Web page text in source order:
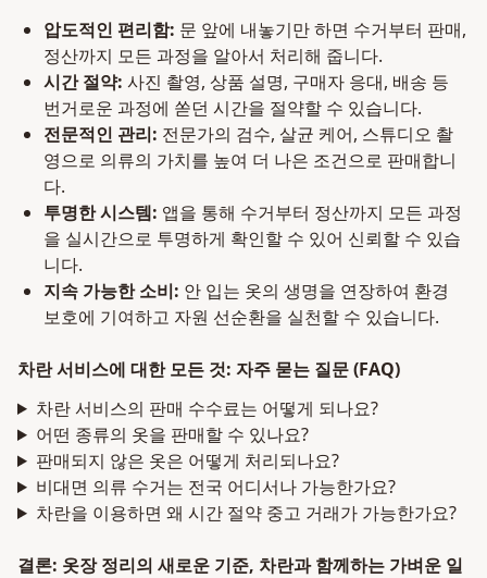
압도적인 편리함: 문 앞에 내놓기만 하면 수거부터 판매,
정산까지 모든 과정을 알아서 처리해 줍니다.
시간 절약: 사진 촬영, 상품 설명, 구매자 응대, 배송 등
번거로운 과정에 쏟던 시간을 절약할 수 있습니다.
전문적인 관리: 전문가의 검수, 살균 케어, 스튜디오 촬
영으로 의류의 가치를 높여 더 나은 조건으로 판매합니
다.
투명한 시스템: 앱을 통해 수거부터 정산까지 모든 과정
을 실시간으로 투명하게 확인할 수 있어 신뢰할 수 있습
니다.
지속 가능한 소비: 안 입는 옷의 생명을 연장하여 환경
보호에 기여하고 자원 선순환을 실천할 수 있습니다.
차란 서비스에 대한 모든 것: 자주 묻는 질문 (FAQ)
차란 서비스의 판매 수수료는 어떻게 되나요?
어떤 종류의 옷을 판매할 수 있나요?
판매되지 않은 옷은 어떻게 처리되나요?
비대면 의류 수거는 전국 어디서나 가능한가요?
차란을 이용하면 왜 시간 절약 중고 거래가 가능한가요?
결론: 옷장 정리의 새로운 기준, 차란과 함께하는 가벼운 일